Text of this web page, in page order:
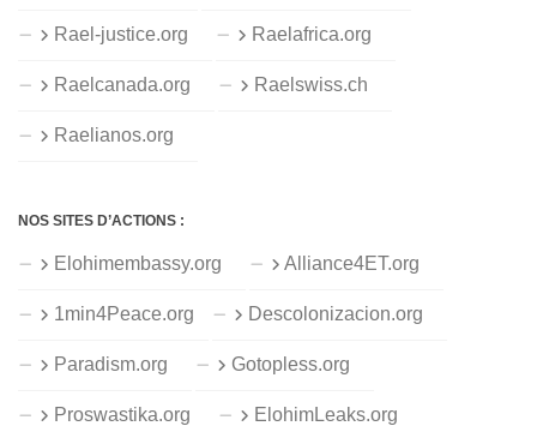
Rael-justice.org Raelafrica.org
Raelcanada.org Raelswiss.ch
Raelianos.org
NOS SITES D’ACTIONS :
Elohimembassy.org Alliance4ET.org
1min4Peace.org Descolonizacion.org
Paradism.org Gotopless.org
Proswastika.org ElohimLeaks.org